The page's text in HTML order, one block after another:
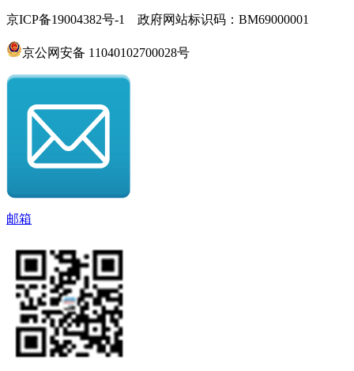
京ICP备19004382号-1 政府网站标识码：BM69000001
京公网安备 11040102700028号
邮箱